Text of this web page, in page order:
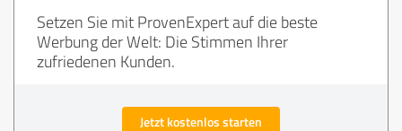
Setzen Sie mit ProvenExpert auf die beste
Werbung der Welt: Die Stimmen Ihrer
zufriedenen Kunden.
Jetzt kostenlos starten